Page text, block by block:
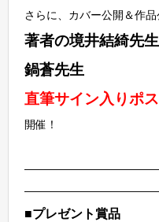
さらに、カバー公開＆作
著者の境井結綺先
鍋蒼先生
直筆サイン入りポ
開催！
■プレゼント賞品